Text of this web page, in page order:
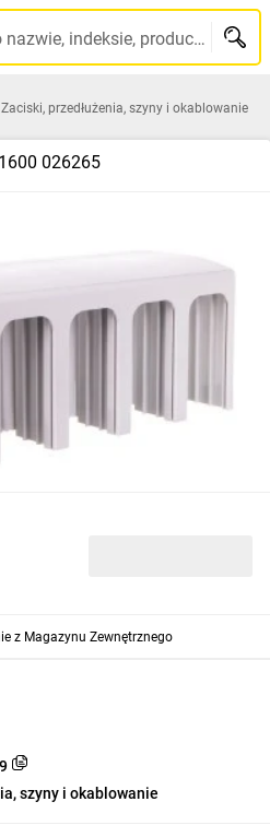
Szukaj po nazwie, indeksie, producencie, kodzie kreskowym...
Zaciski, przedłużenia, szyny i okablowanie
026265
szyny i okablowanie
z Magazynu Zewnętrznego